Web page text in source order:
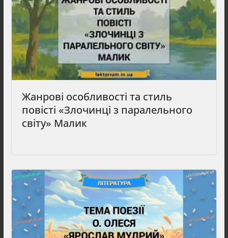
Жанрові особливості та стиль
повісті «Злочинці з паралельного
світу» Малик